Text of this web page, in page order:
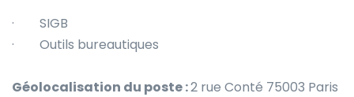
· SIGB
· Outils bureautiques
Géolocalisation du poste :2 rue Conté 75003 Paris